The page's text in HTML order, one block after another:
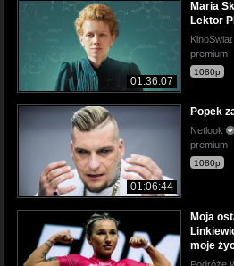
01:36:07
Maria
Lektor
KinoSwiat
premium
1080p
01:06:44
Popek
Netlook
premium
1080p
Moja
moje